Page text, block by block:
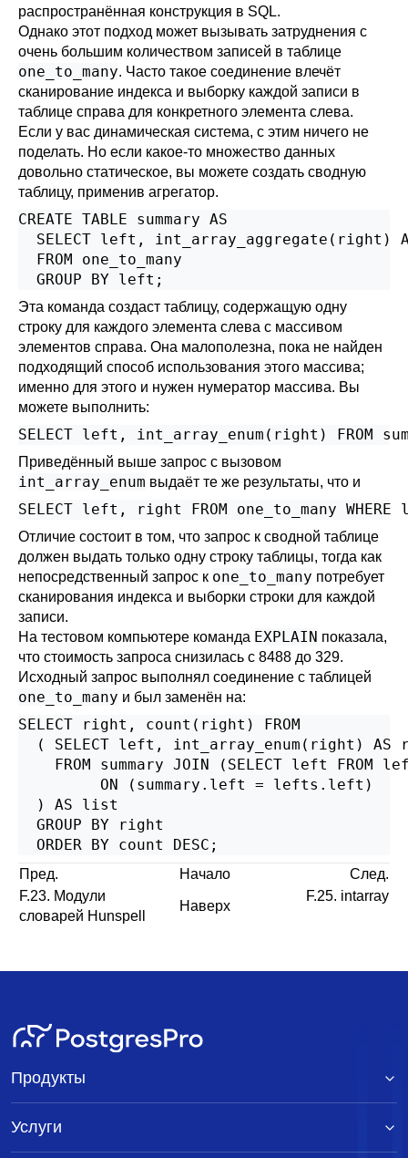
распространённая конструкция в SQL.
Однако этот подход может вызывать затруднения с
очень большим количеством записей в таблице
one_to_many. Часто такое соединение влечёт
сканирование индекса и выборку каждой записи в
таблице справа для конкретного элемента слева.
Если у вас динамическая система, с этим ничего не
поделать. Но если какое-то множество данных
довольно статическое, вы можете создать сводную
таблицу, применив агрегатор.
CREATE TABLE summary AS
SELECT left, int_array_aggregate(right)
  FROM one_to_many
  GROUP BY left;
Эта команда создаст таблицу, содержащую одну
строку для каждого элемента слева с массивом
элементов справа. Она малополезна, пока не найден
подходящий способ использования этого массива;
именно для этого и нужен нумератор массива. Вы
можете выполнить:
SELECT left, int_array_enum(right) FROM
Приведённый выше запрос с вызовом
int_array_enum выдаёт те же результаты, что и
SELECT left, right FROM one_to_many
Отличие состоит в том, что запрос к сводной таблице
должен выдать только одну строку таблицы, тогда как
непосредственный запрос к one_to_many потребует
сканирования индекса и выборки строки для каждой
записи.
На тестовом компьютере команда EXPLAIN показала,
что стоимость запроса снизилась с 8488 до 329.
Исходный запрос выполнял соединение с таблицей
one_to_many и был заменён на:
SELECT right, count(right) FROM
( SELECT left, int_array_enum(right) AS
FROM summary JOIN (SELECT left FROM
         ON (summary.left = lefts.left)
  ) AS list
  GROUP BY right
  ORDER BY count DESC;
Пред. Начало
След.
F.23. Модули
словарей Hunspell
Наверх
F.25. intarray
Продукты
Услуги